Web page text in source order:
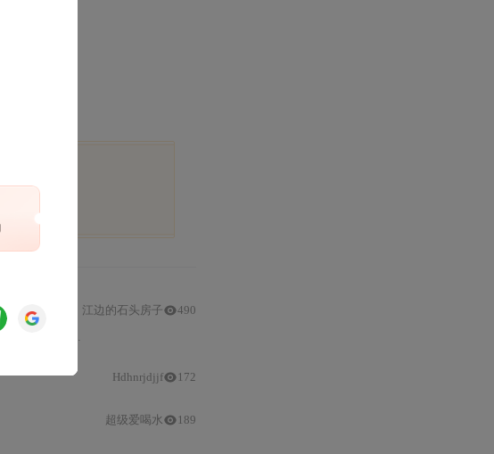
设计、抗干扰措施及实测达±
江边的石头房子 490
Hdhnrjdjjf 172
超级爱喝水 189